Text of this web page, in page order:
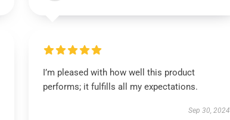
I’m pleased with how well this product
performs; it fulfills all my expectations.
Sep 30, 2024